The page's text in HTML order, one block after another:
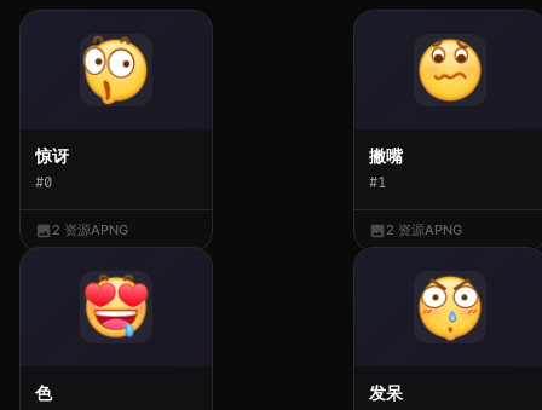
惊讶
#0
2 资源APNG
撇嘴
#1
2 资源APNG
色 发呆